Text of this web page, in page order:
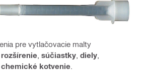
pre vytlačovacie malty
rozšírenie súčiastky diely
chemické kotvenie